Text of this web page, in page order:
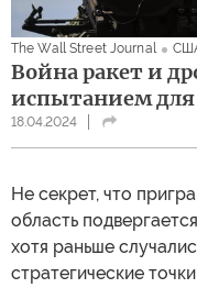
The Wall Street Journal
Война ракет и
испытанием для
18.04.2024
Не секрет, что
область
хотя раньше
стратегические